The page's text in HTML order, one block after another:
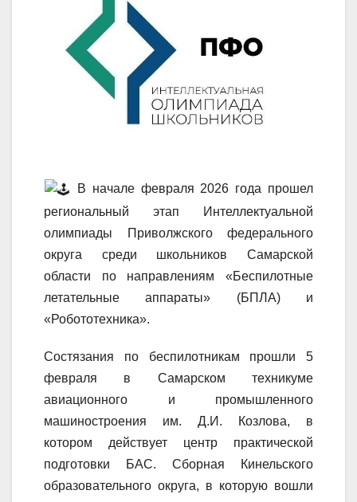
В начале февраля 2026 года прошел
региональный этап Интеллектуальной
олимпиады Приволжского федерального
округа среди школьников Самарской
области по направлениям «Беспилотные
летательные аппараты» (БПЛА) и
«Робототехника».
Состязания по беспилотникам прошли 5
февраля в Самарском техникуме
авиационного и промышленного
машиностроения им. Д.И. Козлова, в
котором действует центр практической
подготовки БАС. Сборная Кинельского
образовательного округа, в которую вошли